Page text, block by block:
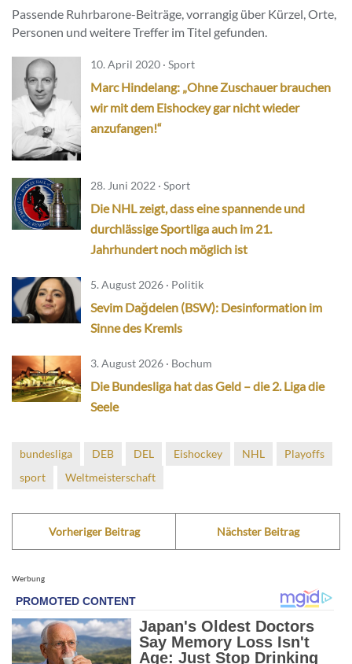
Passende Ruhrbarone-Beiträge, vorrangig über Kürzel, Orte,
Personen und weitere Treffer im Titel gefunden.
10. April 2020 · Sport
Marc Hindelang: „Ohne Zuschauer brauchen
wir mit dem Eishockey gar nicht wieder
anzufangen!“
28. Juni 2022 · Sport
Die NHL zeigt, dass eine spannende und
durchlässige Sportliga auch im 21.
Jahrhundert noch möglich ist
5. August 2026 · Politik
Sevim Dağdelen (BSW): Desinformation im
Sinne des Kremls
3. August 2026 · Bochum
Die Bundesliga hat das Geld – die 2. Liga die
Seele
bundesliga DEB DEL Eishockey NHL
Playoffs
sport
Weltmeisterschaft
Vorheriger Beitrag Nächster Beitrag
Werbung